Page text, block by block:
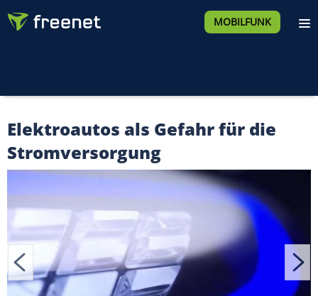
MOBILFUNK
Elektroautos als Gefahr für die
Stromversorgung